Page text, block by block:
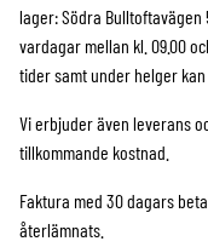
lager: Södra
vardagar mellan kl. 09.00
tider samt under helger
Vi erbjuder även leverans
tillkommande kostnad.
Faktura med 30 dagars
återlämnats.